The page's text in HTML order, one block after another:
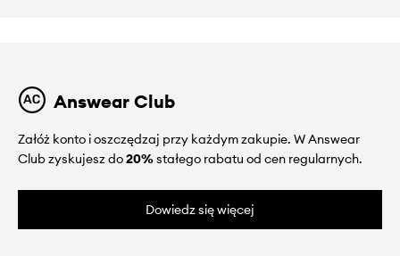
Answear Club
Załóż konto i oszczędzaj przy każdym zakupie. W Answear
Club zyskujesz do20%stałego rabatu od cen regularnych.
Dowiedz się więcej